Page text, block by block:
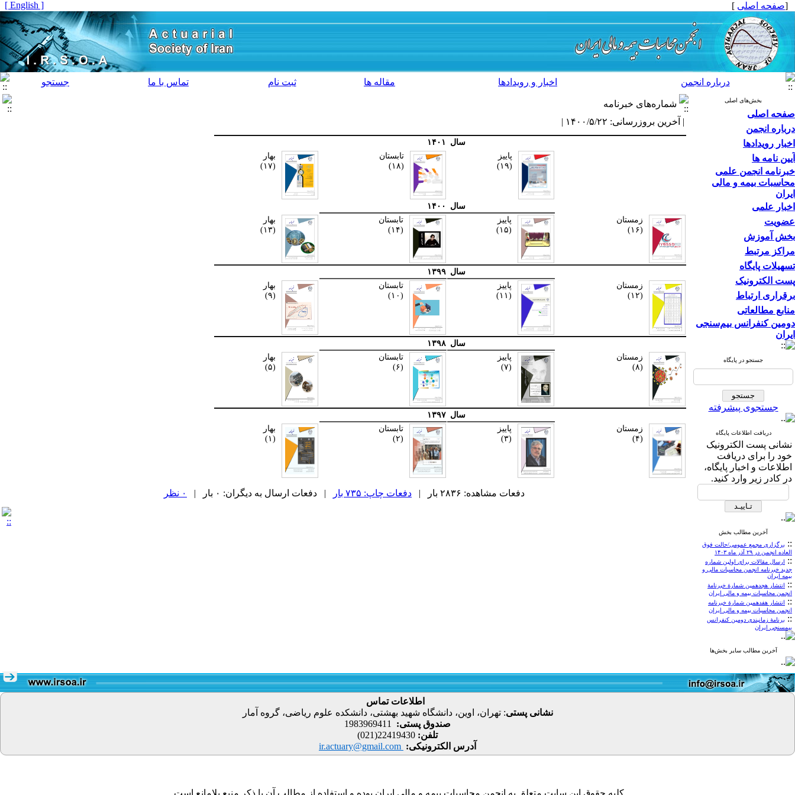
[صفحه اصلی ]
[ English ]
درباره انجمن اخبار و رویدادها مقاله ها ثبت نام تماس با ما جستجو
بخش‌های اصلی
صفحه اصلی
درباره انجمن
اخبار رویدادها
آیین نامه ها
خبرنامه انجمن علمی
محاسبات بیمه و مالی
ایران
اخبار علمی
عضویت
بخش آموزش
مراکز مرتبط
تسهیلات پایگاه
پست الکترونیک
برقراری ارتباط
منابع مطالعاتی
دومین کنفرانس بیم‌سنجی
ایران
جستجو در پایگاه
جستجوی پیشرفته
دریافت اطلاعات پایگاه
نشانی پست الکترونیک
خود را برای دریافت
اطلاعات و اخبار پایگاه،
در کادر زیر وارد کنید.
آخرین مطالب بخش
:: برگزاری مجمع عمومی/حالت فوق
العاده انجمن در ۲۹ آذر ماه ۱۴۰۳
:: ارسال مقالات برای اولین شماره
جدید خبرنامه انجمن محاسبات مالی و
بیمه ایران
:: انتشار هجدهمین شمارۀ خبرنامۀ
انجمن محاسبات بیمه و مالی ایران
:: انتشار هفدهمین شمارۀ خبرنامه
انجمن محاسبات بیمه و مالی ایران
:: برنامۀ زمانبندی دومین کنفرانس
بیمسنجی ایران
آخرین مطالب سایر بخش‌ها
شماره‌های خبرنامه
| آخرین بروزرسانی: ۱۴۰۰/۵/۲۲ |
سال
۱۴۰۱
پاییز
(۱۹)
تابستان
(۱۸)
بهار
(۱۷)
سال
۱۴۰۰
زمستان
(۱۶)
پاییز
(۱۵)
تابستان
(۱۴)
بهار
(۱۳)
سال ۱۳۹۹
زمستان
(۱۲)
پاییز
(۱۱)
تابستان
(۱۰)
بهار
(۹)
سال ۱۳۹۸
زمستان
(۸)
پاییز
(۷)
تابستان
(۶)
بهار
(۵)
سال ۱۳۹۷
زمستان
(۴)
پاییز
(۳)
تابستان
(۲)
بهار
(۱)
دفعات مشاهده: ۲۸۳۶ بار | دفعات چاپ: ۷۳۵ بار | دفعات ارسال به دیگران: ۰ بار | ۰ نظر
اطلاعات تماس
نشانی پستی: تهران، اوین، دانشگاه شهید بهشتی، دانشکده علوم ریاضی، گروه آمار
صندوق پستی:
تلفن: 22419430(021)
آدرس الکترونیکی: ir.actuary@gmail.com
کلیه حقوق این سایت متعلق به انجمن محاسبات بیمه و مالی ایران بوده و استفاده از مطالب آن با ذکر منبع بلامانع است.